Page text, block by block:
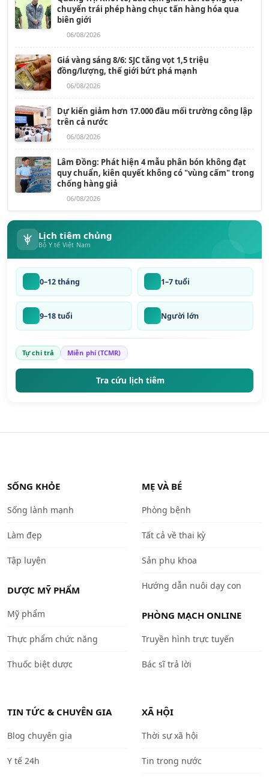
chuyển trái phép hàng chục tấn hàng hóa qua
biên giới
06/08/2026
Giá vàng sáng 8/6: SJC tăng vọt 1,5 triệu
đồng/lượng, thế giới bứt phá mạnh
06/08/2026
Dự kiến giảm hơn 17.000 đầu mối trường công lập
trên cả nước
06/08/2026
Lâm Đồng: Phát hiện 4 mẫu phân bón không đạt
quy chuẩn, kiên quyết không có "vùng cấm" trong
chống hàng giả
06/08/2026
Lịch tiêm chủng
Bộ Y tế Việt Nam
0–12 tháng 1–7 tuổi
9–18 tuổi Người lớn
Tự chi trả Miễn phí (TCMR)
Tra cứu lịch tiêm
SỐNG KHỎE
Sống lành mạnh
Làm đẹp
Tập luyện
DƯỢC MỸ PHẨM
Mỹ phẩm
Thực phẩm chức năng
Thuốc biệt dược
MẸ VÀ BÉ
Phòng bệnh
Tất cả về thai kỳ
Sản phụ khoa
Hướng dẫn nuôi dạy con
PHÒNG MẠCH ONLINE
Truyền hình trực tuyến
Bác sĩ trả lời
TIN TỨC & CHUYÊN GIA
Blog chuyên gia
Y tế 24h
XÃ HỘI
Thời sự xã hội
Tin trong nước